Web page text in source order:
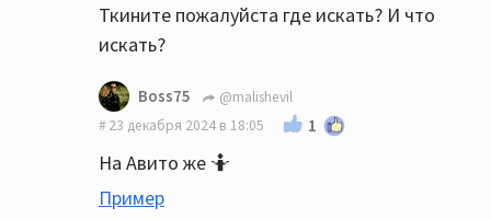
Ткините пожалуйста где искать? И что
искать?
Boss75
@malishevil
23 декабря 2024 в 18:05
1
На Авито же 🤷
Пример